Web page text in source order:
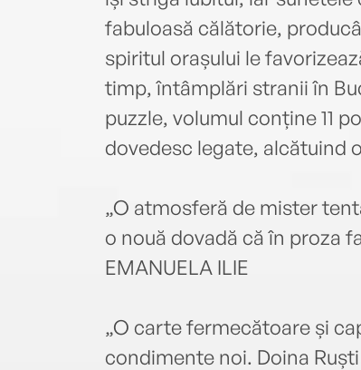
fabuloasă călătorie,
spiritul orașului le
timp, întâmplări stranii în
puzzle, volumul conține 11
dovedesc legate, alcătuind
„O atmosferă de mister
o nouă dovadă că în proza
EMANUELA ILIE
„O carte fermecătoare și
condimente noi. Doina